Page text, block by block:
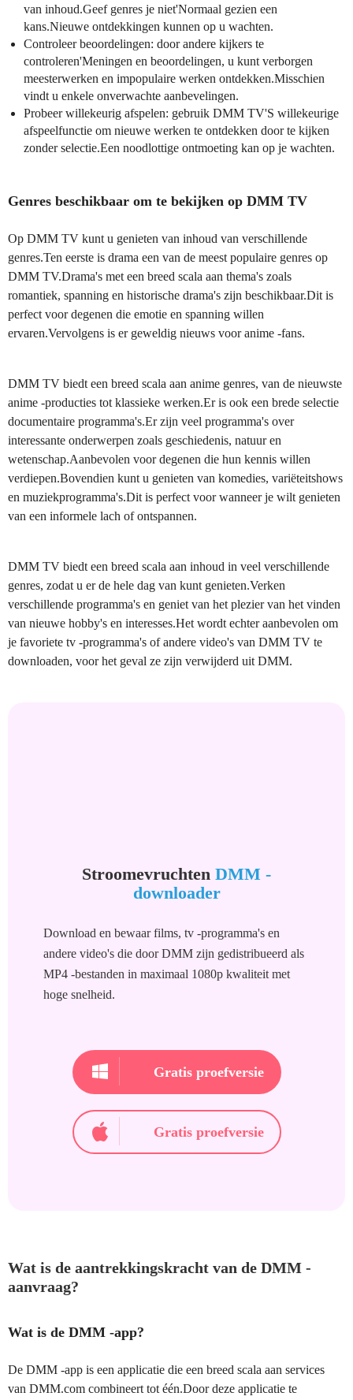
van inhoud.Geef genres je niet'Normaal gezien een
kans.Nieuwe ontdekkingen kunnen op u wachten.
Controleer beoordelingen: door andere kijkers te
controleren'Meningen en beoordelingen, u kunt verborgen
meesterwerken en impopulaire werken ontdekken.Misschien
vindt u enkele onverwachte aanbevelingen.
Probeer willekeurig afspelen: gebruik DMM TV'S willekeurige
afspeelfunctie om nieuwe werken te ontdekken door te kijken
zonder selectie.Een noodlottige ontmoeting kan op je wachten.
Genres beschikbaar om te bekijken op DMM TV
Op DMM TV kunt u genieten van inhoud van verschillende
genres.Ten eerste is drama een van de meest populaire genres op
DMM TV.Drama's met een breed scala aan thema's zoals
romantiek, spanning en historische drama's zijn beschikbaar.Dit is
perfect voor degenen die emotie en spanning willen
ervaren.Vervolgens is er geweldig nieuws voor anime -fans.
DMM TV biedt een breed scala aan anime genres, van de nieuwste
anime -producties tot klassieke werken.Er is ook een brede selectie
documentaire programma's.Er zijn veel programma's over
interessante onderwerpen zoals geschiedenis, natuur en
wetenschap.Aanbevolen voor degenen die hun kennis willen
verdiepen.Bovendien kunt u genieten van komedies, variëteitshows
en muziekprogramma's.Dit is perfect voor wanneer je wilt genieten
van een informele lach of ontspannen.
DMM TV biedt een breed scala aan inhoud in veel verschillende
genres, zodat u er de hele dag van kunt genieten.Verken
verschillende programma's en geniet van het plezier van het vinden
van nieuwe hobby's en interesses.Het wordt echter aanbevolen om
je favoriete tv -programma's of andere video's van DMM TV te
downloaden, voor het geval ze zijn verwijderd uit DMM.
Stroomevruchten DMM -
downloader
Download en bewaar films, tv -programma's en
andere video's die door DMM zijn gedistribueerd als
MP4 -bestanden in maximaal 1080p kwaliteit met
hoge snelheid.
Gratis proefversie
Gratis proefversie
Wat is de aantrekkingskracht van de DMM -
aanvraag?
Wat is de DMM -app?
De DMM -app is een applicatie die een breed scala aan services
van DMM.com combineert tot één.Door deze applicatie te